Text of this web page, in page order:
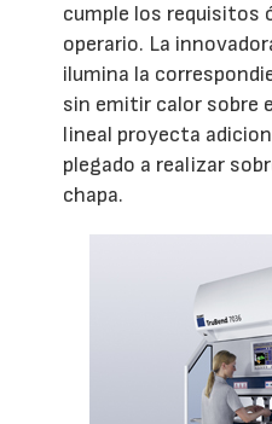
cumple los requisitos
operario. La
ilumina la
sin emitir calor sobre
lineal proyecta
plegado a realizar
chapa.